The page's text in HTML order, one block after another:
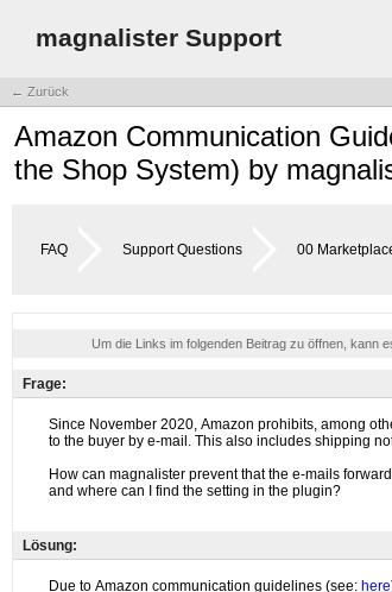
magnalister Support
← Zurück
Amazon Communication
the Shop System) by
FAQ Support Questions 00
Um die Links im folgenden Beitrag zu öffnen, kann
Frage:
Lösung: